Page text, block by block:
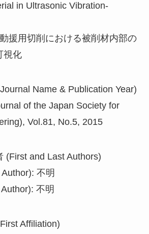
in Ultrasonic Vibration-
援用切削における被削材内部の
視化
Name & Publication Year)
of the Japan Society for
Vol.81, No.5, 2015
(First and Last Authors)
不明
不明
Affiliation)